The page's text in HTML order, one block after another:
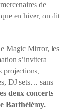
de
en hiver, on dit
Magic Mirror, les
s’invitera
projections,
DJ sets… sans
deux concerts
Barthélémy.